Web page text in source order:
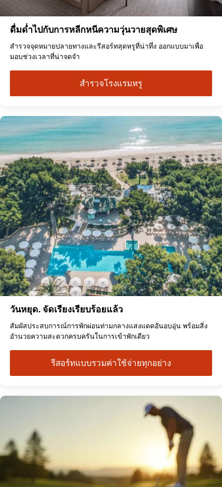
ดื่มด่ำไปกับการหลีกหนีความวุ่นวายสุดพิเศษ
สำรวจจุดหมายปลายทางและรีสอร์ทสุดหรูที่น่าทึ่ง ออกแบบมาเพื่อ
มอบช่วงเวลาที่น่าจดจำ
สำรวจโรงแรมหรู
วันหยุด. จัดเรียงเรียบร้อยแล้ว
สัมผัสประสบการณ์การพักผ่อนท่ามกลางแสงแดดอันอบอุ่น พร้อมสิ่ง
อำนวยความสะดวกครบครันในการเข้าพักเดียว
รีสอร์ทแบบรวมค่าใช้จ่ายทุกอย่าง